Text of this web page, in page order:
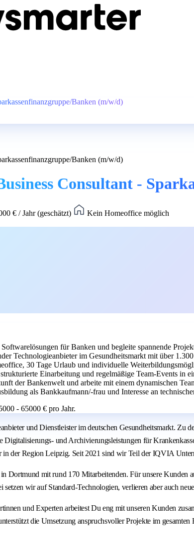
Banken (m/w/d)
Banken (m/w/d)
Consultant -
€ / Jahr (geschätzt)
Kein Homeoffice möglich
für Banken und begleite spannende
Technologieanbieter im Gesundheitsmarkt mit über
30 Tage Urlaub und individuelle
Einarbeitung und regelmäßige Team-Events in
der Bankenwelt und arbeite mit einem dynamischen
als Bankkaufmann/-frau und Interesse an
- 65000 € pro Jahr.
und Dienstleister im deutschen Gesundheitsmarkt. Zu
und Archivierungsleistungen für
in der Region Leipzig. Seit 2021 sind wir Teil der IQVIA
Dortmund mit rund 170 Mitarbeitenden. Für unsere
wir auf Standard-Technologien, verlieren aber auch
und Experten arbeitest Du eng mit unseren Kunden
die Umsetzung anspruchsvoller Projekte im